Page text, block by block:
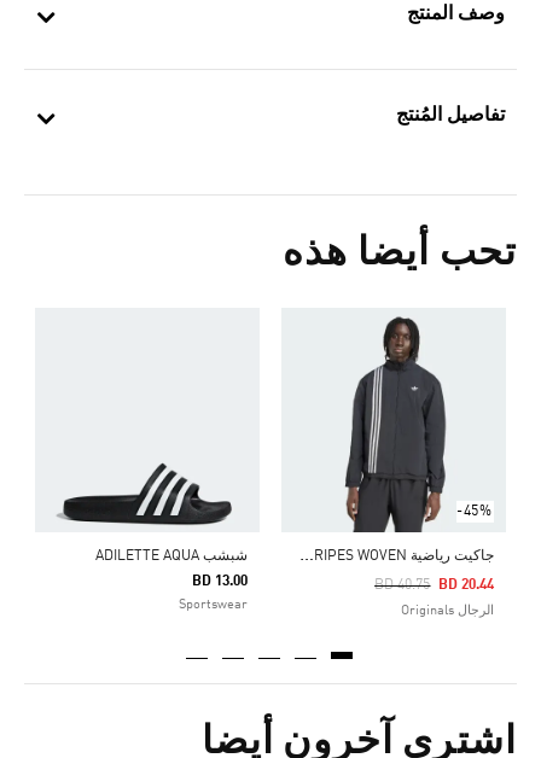
وصف المنتج
تفاصيل المُنتج
تحب أيضا هذه
-45%
ج
اكيت رياضية FIREBIRD FRONT STRIPES WOVEN
Price Reduced From
BD 40.75
To BD 20.44
الرجال Originals
شبشب ADILETTE AQUA
BD 13.00
Sportswear
اشترى آخرون أيضا